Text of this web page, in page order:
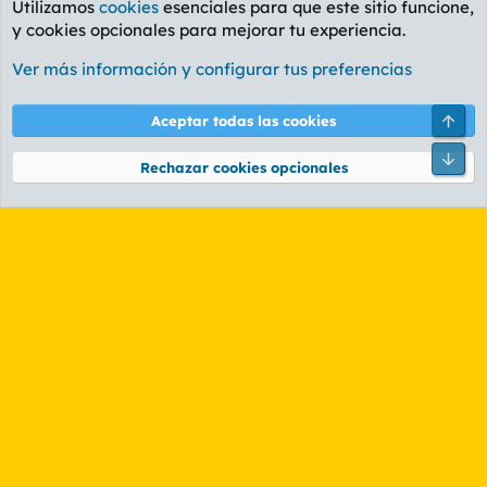
Foro General
Cookies
PL OLDSTYLE AMARILLO
Términos y reglas Política de privacidad Ayuda
Community platform by XenForo® © 2010-2026 XenForo Ltd.
Utilizamos cookies esenciales para que este sitio funcione,
y cookies opcionales para mejorar tu experiencia.
Ver más información y configurar tus preferencias
Aceptar todas las cookies
Rechazar cookies opcionales
Pie